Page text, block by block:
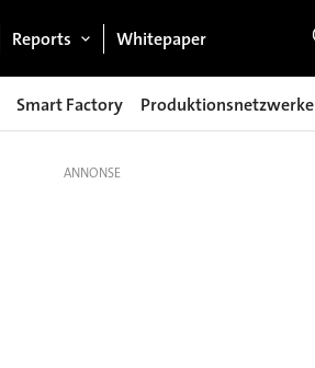
Reports Whitepaper
Smart Factory Produktionsnetzwerke